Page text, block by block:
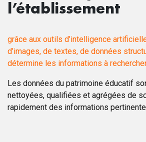
l’établissement
grâce aux outils d’intelligence
d’images, de textes, de données
détermine les informations à
Les données du patrimoine éducatif
nettoyées, qualifiées et agrégées de
rapidement des informations